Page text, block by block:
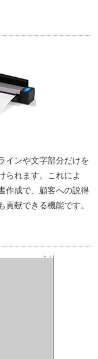
インや文字部分だけを
られます。これによ
作成で、顧客への説得
献できる機能です。